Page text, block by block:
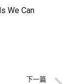
We Can
下一篇